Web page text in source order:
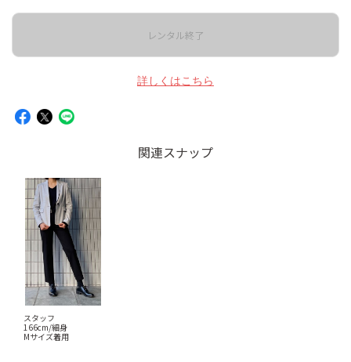
レンタル終了
詳しくはこちら
関連スナップ
スタッフ
166cm/細身
Mサイズ着用